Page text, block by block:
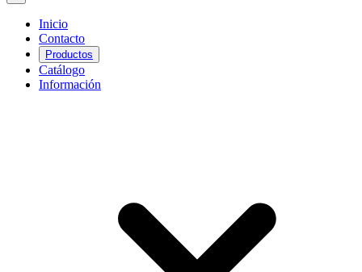
Inicio
Contacto
Productos
Catálogo
Información